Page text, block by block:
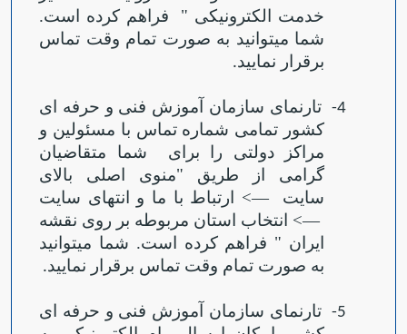
خدمت الکترونیکی "
فراهم کرده است.
شما می‏توانید به صورت تمام وقت تماس
برقرار نمایید.
4-
تارنمای سازمان آموزش فنی و حرفه ای
کشور تمامی شماره تماس با مسئولین و
مراکز دولتی را برای
شما متقاضیان
گرامی از طریق "منوی اصلی بالای
سایت
—> ارتباط با ما و انتهای سایت
—> انتخاب استان مربوطه بر روی نقشه
ایران " فراهم کرده است. شما می‏توانید
به صورت تمام وقت تماس برقرار نمایید.
5-
تارنمای سازمان آموزش فنی و حرفه ای